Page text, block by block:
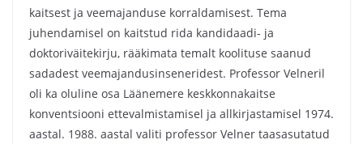
kaitsest ja veemajanduse korraldamisest. Tema
juhendamisel on kaitstud rida kandidaadi- ja
doktoriväitekirju, rääkimata temalt koolituse saanud
sadadest veemajandusinseneridest. Professor Velneril
oli ka oluline osa Läänemere keskkonnakaitse
konventsiooni ettevalmistamisel ja allkirjastamisel 1974.
aastal. 1988. aastal valiti professor Velner taasasutatud